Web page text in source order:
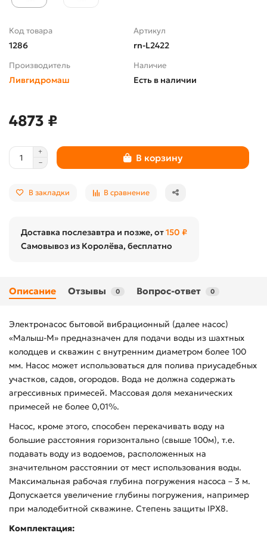
Код товара
1286
Артикул
rn-L2422
Производитель
Ливгидромаш
Наличие
Есть в наличии
4873 ₽
В корзину
В закладки В сравнение
Доставка послезавтра и позже, от150 ₽
Самовывоз из Королёва, бесплатно
Описание Отзывы 0 Вопрос-ответ 0
Электронасос бытовой вибрационный (далее насос)
«Малыш-М» предназначен для подачи воды из шахтных
колодцев и скважин с внутренним диаметром более 100
мм. Насос может использоваться для полива приусадебных
участков, садов, огородов. Вода не должна содержать
агрессивных примесей. Массовая доля механических
примесей не более 0,01%.
Насос, кроме этого, способен перекачивать воду на
большие расстояния горизонтально (свыше 100м), т.е.
подавать воду из водоемов, расположенных на
значительном расстоянии от мест использования воды.
Максимальная рабочая глубина погружения насоса – 3 м.
Допускается увеличение глубины погружения, например
при малодебитной скважине. Степень защиты IPX8.
Комплектация: